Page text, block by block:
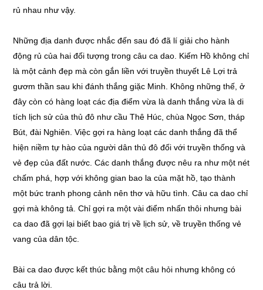
rủ nhau như vậy.
Những địa danh được nhắc đến sau đó đã lí giải cho hành
động rủ của hai đối tượng trong câu ca dao. Kiếm Hồ không chỉ
là một cảnh đẹp mà còn gắn liền với truyền thuyết Lê Lợi trả
gươm thần sau khi đánh thắng giặc Minh. Không những thế, ở
đây còn có hàng loạt các địa điểm vừa là danh thắng vừa là di
tích lịch sử của thủ đô như cầu Thê Húc, chùa Ngọc Sơn, tháp
Bút, đài Nghiên. Việc gợi ra hàng loạt các danh thắng đã thể
hiện niềm tự hào của người dân thủ đô đối với truyền thống và
vẻ đẹp của đất nước. Các danh thắng được nêu ra như một nét
chấm phá, hợp với không gian bao la của mặt hồ, tạo thành
một bức tranh phong cảnh nên thơ và hữu tình. Câu ca dao chỉ
gợi mà không tả. Chỉ gợi ra một vài điểm nhấn thôi nhưng bài
ca dao đã gợi lại biết bao giá trị về lịch sử, về truyền thống vẻ
vang của dân tộc.
Bài ca dao được kết thúc bằng một câu hỏi nhưng không có
câu trả lời.